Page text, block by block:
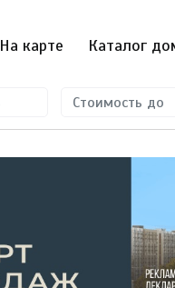
На карте Каталог